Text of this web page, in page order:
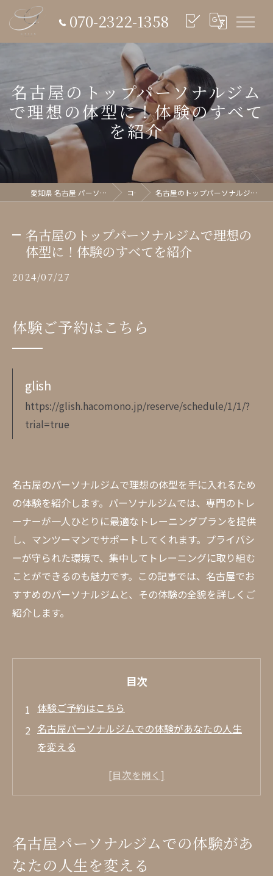
070-2322-1358
名古屋のトップパーソナルジム
で理想の体型に！体験のすべて
を紹介
愛知県 名古屋 パーソナルジム glish《グリッシュ》 コラム 名古屋のトップパーソナルジムで理想の体型に！体験のすべてを紹介
名古屋のトップパーソナルジムで理想の
体型に！体験のすべてを紹介
2024/07/27
体験ご予約はこちら
glish
https://glish.hacomono.jp/reserve/schedule/1/1/?
trial=true
名古屋のパーソナルジムで理想の体型を手に入れるため
の体験を紹介します。パーソナルジムでは、専門のトレ
ーナーが一人ひとりに最適なトレーニングプランを提供
し、マンツーマンでサポートしてくれます。プライバシ
ーが守られた環境で、集中してトレーニングに取り組む
ことができるのも魅力です。この記事では、名古屋でお
すすめのパーソナルジムと、その体験の全貌を詳しくご
紹介します。
目次
体験ご予約はこちら
名古屋パーソナルジムでの体験があなたの人生
を変える
パーソナルトレーニングのメリットとは？
体験を通じて得られるモチベーションの維
持方法
名古屋パーソナルジムでの体験があ
なたの人生を変える